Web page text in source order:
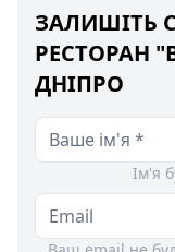
ЗАЛИШІТЬ
РЕСТОРАН
ДНІПРО
Ім'я